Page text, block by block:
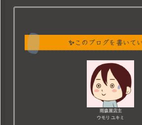
✨このブログを書いて
雨森屋店主
ウモリ ユキミ